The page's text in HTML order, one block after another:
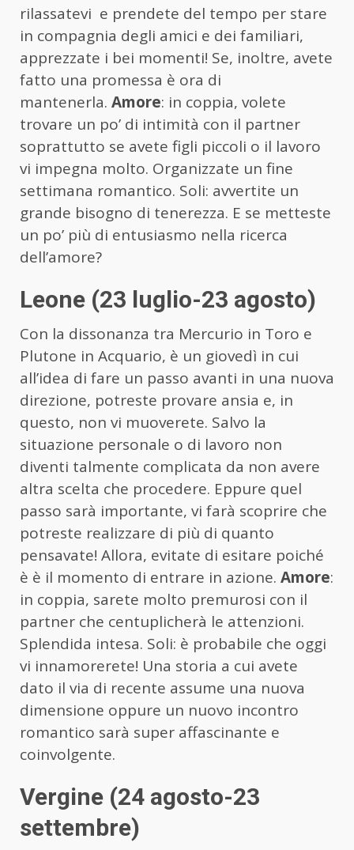
rilassatevi e prendete del tempo per stare
in compagnia degli amici e dei familiari,
apprezzate i bei momenti! Se, inoltre, avete
fatto una promessa è ora di
mantenerla. Amore: in coppia, volete
trovare un po’ di intimità con il partner
soprattutto se avete figli piccoli o il lavoro
vi impegna molto. Organizzate un fine
settimana romantico. Soli: avvertite un
grande bisogno di tenerezza. E se metteste
un po’ più di entusiasmo nella ricerca
dell’amore?
Leone (23 luglio-23 agosto)
Con la dissonanza tra Mercurio in Toro e
Plutone in Acquario, è un giovedì in cui
all’idea di fare un passo avanti in una nuova
direzione, potreste provare ansia e, in
questo, non vi muoverete. Salvo la
situazione personale o di lavoro non
diventi talmente complicata da non avere
altra scelta che procedere. Eppure quel
passo sarà importante, vi farà scoprire che
potreste realizzare di più di quanto
pensavate! Allora, evitate di esitare poiché
è è il momento di entrare in azione. Amore:
in coppia, sarete molto premurosi con il
partner che centuplicherà le attenzioni.
Splendida intesa. Soli: è probabile che oggi
vi innamorerete! Una storia a cui avete
dato il via di recente assume una nuova
dimensione oppure un nuovo incontro
romantico sarà super affascinante e
coinvolgente.
Vergine (24 agosto-23
settembre)